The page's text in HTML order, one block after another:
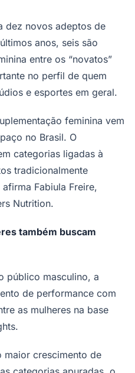
dez novos adeptos de
anos, seis são
entre os “novatos”
no perfil de quem
e esportes em geral.
feminina vem
no Brasil. O
categorias ligadas à
tradicionalmente
Fabiula Freire,
Nutrition.
também buscam
público masculino, a
de performance com
as mulheres na base
maior crescimento de